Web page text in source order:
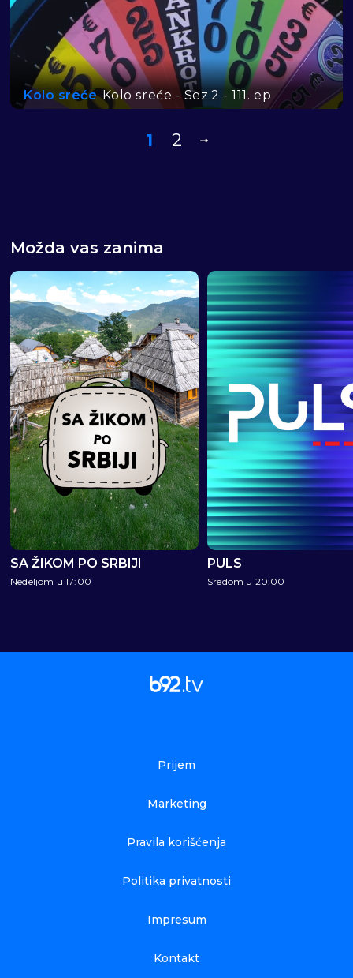
Kolo sreće Kolo sreće - Sez.2 - 111. ep
1 2
Možda vas zanima
SA ŽIKOM PO SRBIJI
Nedeljom u 17:00
PULS
Sredom u 20:00
Prijem
Marketing
Pravila korišćenja
Politika privatnosti
Impresum
Kontakt